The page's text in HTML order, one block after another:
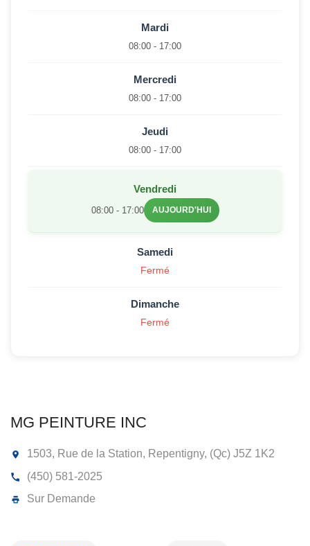
Mardi
08:00 - 17:00
Mercredi
08:00 - 17:00
Jeudi
08:00 - 17:00
Vendredi
08:00 - 17:00 AUJOURD'HUI
Samedi
Fermé
Dimanche
Fermé